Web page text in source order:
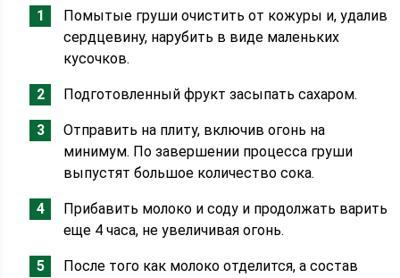
Помытые груши очистить от кожуры и, удалив
сердцевину, нарубить в виде маленьких
кусочков.
Подготовленный фрукт засыпать сахаром.
Отправить на плиту, включив огонь на
минимум. По завершении процесса груши
выпустят большое количество сока.
Прибавить молоко и соду и продолжать варить
еще 4 часа, не увеличивая огонь.
После того как молоко отделится, а состав